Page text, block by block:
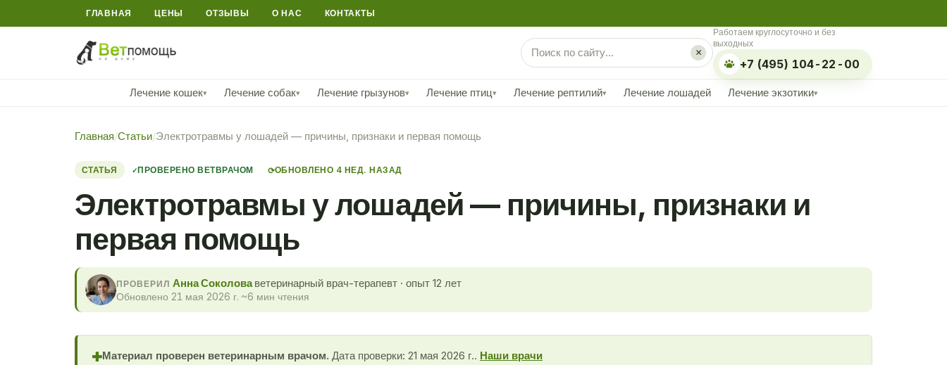
ГЛАВНАЯ ЦЕНЫ ОТЗЫВЫ О НАС КОНТАКТЫ
×
Работаем круглосуточно и без
выходных
+7 (495) 104-22-00
Лечение кошек▾ Лечение собак▾ Лечение грызунов▾ Лечение птиц▾ Лечение рептилий▾ Лечение лошадей Лечение экзотики▾
Главная/Статьи/Электротравмы у лошадей — причины, признаки и первая помощь
СТАТЬЯ ПРОВЕРЕНО ВЕТВРАЧОМ ⟳ОБНОВЛЕНО 4 НЕД. НАЗАД
Электротравмы у лошадей — причины, признаки и
первая помощь
ПРОВЕРИЛ Анна Соколоваветеринарный врач-терапевт · опыт 12 лет
Обновлено 21 мая 2026 г. ~6 мин чтения
✚Материал проверен ветеринарным врачом. Дата проверки: 21 мая 2026 г.. Наши врачи